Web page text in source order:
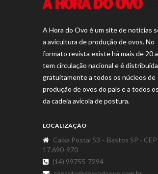
A Hora do Ovo é um site de notícias
a avicultura de produção de ovos. No
formato revista existe há mais de 20
tem circulação nacional e é distribuída
gratuitamente a todos os núcleos de
produção de ovos do país e a todos
da cadeia avícola de postura.
LOCALIZAÇÃO
Caixa Postal 53 – Bastos SP - CEP
17.690-970
(14) 99755-7294